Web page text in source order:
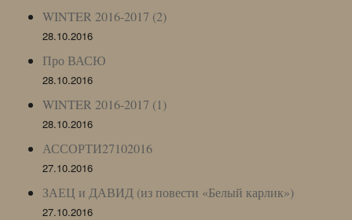
WINTER 2016-2017 (2)
28.10.2016
Про ВАСЮ
28.10.2016
WINTER 2016-2017 (1)
28.10.2016
АССОРТИ27102016
27.10.2016
ЗАЕЦ и ДАВИД (из повести «Белый карлик»)
27.10.2016